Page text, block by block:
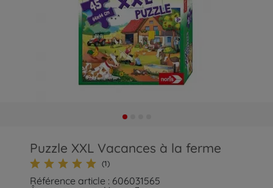
Puzzle XXL Vacances à la ferme
(1)
Référence article : 606031565